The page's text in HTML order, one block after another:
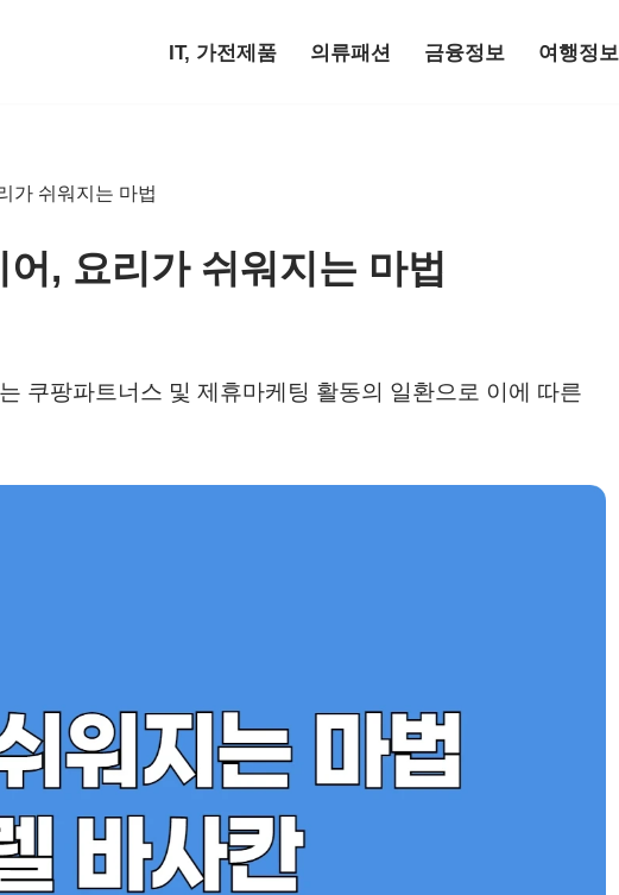
IT, 가전제품 의류패션 금융정보 여행정보
가 쉬워지는 마법
, 요리가 쉬워지는 마법
쿠팡파트너스 및 제휴마케팅 활동의 일환으로 이에 따른